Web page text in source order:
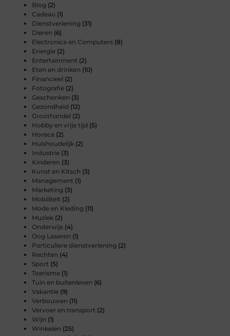
Blog (2)
Cadeau (1)
Dienstverlening (31)
Dieren (6)
Electronica en Computers (8)
Energie (2)
Entertainment (2)
Eten en drinken (10)
Financieel (2)
Fotografie (2)
Geschenken (3)
Gezondheid (12)
Groothandel (2)
Hobby en vrije tijd (5)
Horeca (2)
Huishoudelijk (2)
Industrie (3)
Kinderen (3)
Kunst en Kitsch (3)
Management (1)
Marketing (3)
Mobiliteit (2)
Mode en Kleding (11)
Muziek (2)
Onderwijs (4)
Oog Laseren (1)
Particuliere dienstverlening (2)
Rechten (4)
Sport (5)
Toerisme (1)
Tuin en buitenleven (6)
Vakantie (9)
Verbouwen (11)
Vervoer en transport (2)
Wijn (1)
Winkelen (25)